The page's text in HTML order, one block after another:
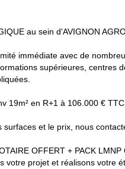
au sein d'AVIGNON
immédiate avec de
supérieures, centres
19m² en R+1 à 106.000 €
et le prix, nous
OFFERT + PACK
votre projet et réalisons votre